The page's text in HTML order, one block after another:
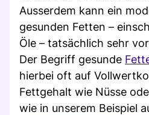
Ausserdem kann ein
gesunden Fetten –
Öle – tatsächlich sehr
Der Begriff gesunde
hierbei oft auf
Fettgehalt wie Nüsse
wie in unserem Beispiel